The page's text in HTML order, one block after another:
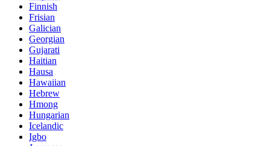
Finnish
Frisian
Galician
Georgian
Gujarati
Haitian
Hausa
Hawaiian
Hebrew
Hmong
Hungarian
Icelandic
Igbo